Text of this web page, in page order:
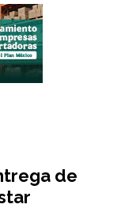
de